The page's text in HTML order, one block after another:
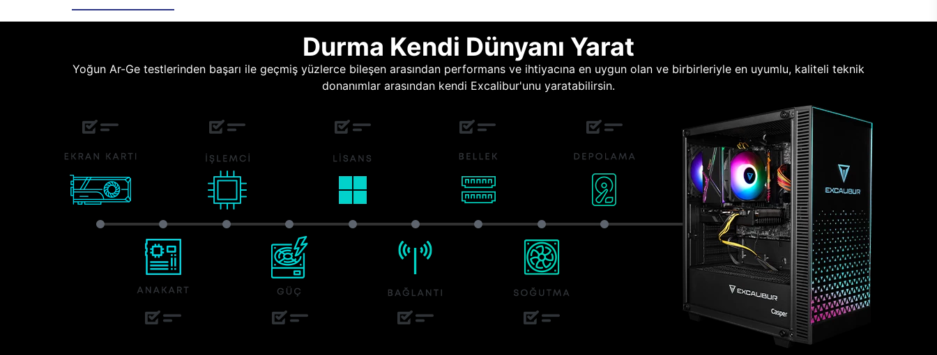
Durma Kendi Dünyanı Yarat
Yoğun Ar-Ge testlerinden başarı ile geçmiş yüzlerce bileşen arasından performans ve ihtiyacına en uygun olan ve birbirleriyle en uyumlu, kaliteli teknik
donanımlar arasından kendi Excalibur'unu yaratabilirsin.